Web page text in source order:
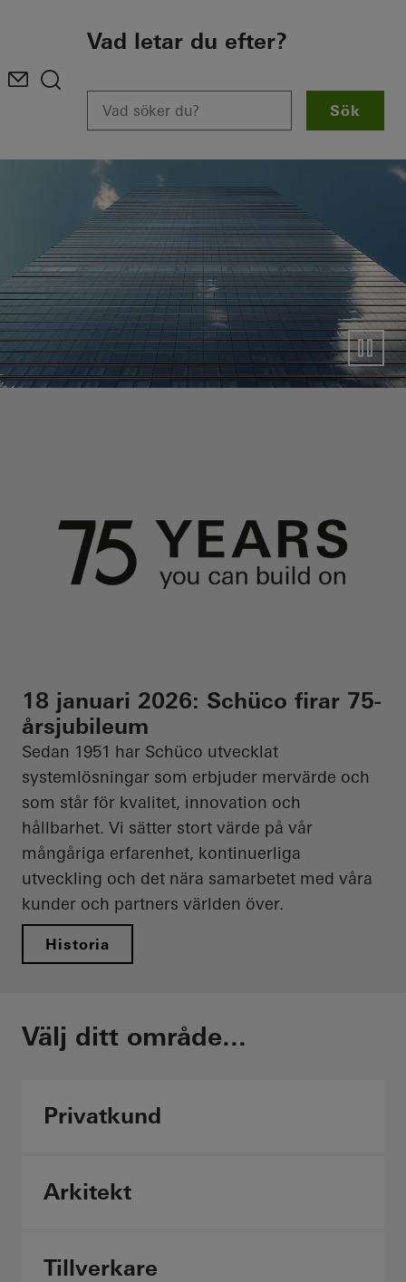
Vad letar du efter?
Sök
18 januari 2026: Schüco firar 75-
årsjubileum
Sedan 1951 har Schüco utvecklat
systemlösningar som erbjuder mervärde och
som står för kvalitet, innovation och
hållbarhet. Vi sätter stort värde på vår
mångåriga erfarenhet, kontinuerliga
utveckling och det nära samarbetet med våra
kunder och partners världen över.
Historia
Välj ditt område...
Privatkund
Arkitekt
Tillverkare